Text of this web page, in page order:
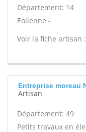
Département: 14
Eolienne -
Voir la fiche artisan :
Entreprise moreau
Artisan
Département: 49
Petits travaux en